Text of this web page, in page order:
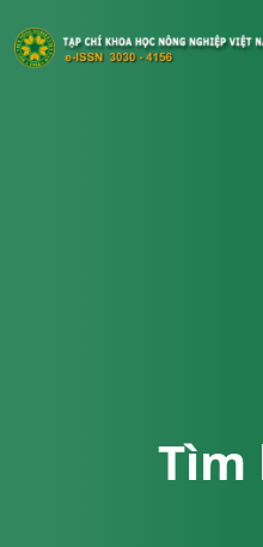
Tìm